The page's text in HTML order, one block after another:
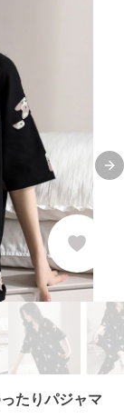
たりパジャマ